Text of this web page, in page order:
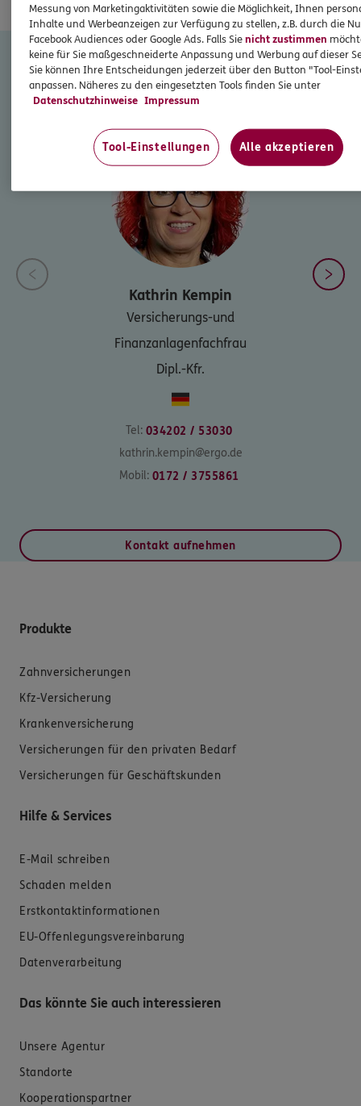
NOCH FRAGEN? ICH BIN FÜR SIE DA.
ERGO Versicherung Kathrin Kempin
Delitzsch
Kathrin Kempin
Versicherungs-und
Finanzanlagenfachfrau
Dipl.-Kfr.
Tel: 034202 / 53030
kathrin.kempin@ergo.de
Mobil: 0172 / 3755861
Kontakt aufnehmen
Produkte
Zahnversicherungen
Kfz-Versicherung
Krankenversicherung
Versicherungen für den privaten Bedarf
Versicherungen für Geschäftskunden
Hilfe & Services
E-Mail schreiben
Schaden melden
Erstkontaktinformationen
EU-Offenlegungsvereinbarung
Datenverarbeitung
Das könnte Sie auch interessieren
Unsere Agentur
Standorte
Kooperationspartner
Messung von Marketingaktivitäten sowie die Möglichkeit, Ihnen
Inhalte und Werbeanzeigen zur Verfügung zu stellen, z.B. durch die
Facebook Audiences oder Google Ads. Falls Sienicht zustimmen
keine für Sie maßgeschneiderte Anpassung und Werbung auf dieser
Sie können Ihre Entscheidungen jederzeit über den Button "Tool-
anpassen. Näheres zu den eingesetzten Tools finden Sie unter
Datenschutzhinweise Impressum
Tool-Einstellungen Alle akzeptieren